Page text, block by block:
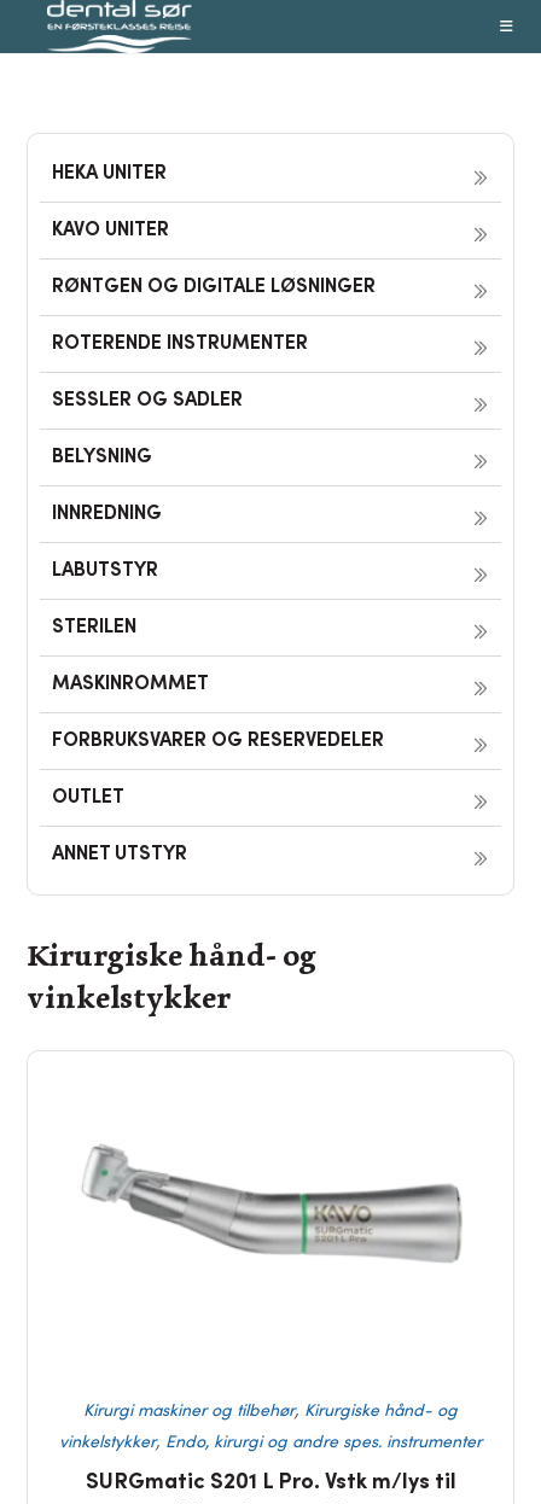
HEKA UNITER
KAVO UNITER
RØNTGEN OG DIGITALE LØSNINGER
ROTERENDE INSTRUMENTER
SESSLER OG SADLER
BELYSNING
INNREDNING
LABUTSTYR
STERILEN
MASKINROMMET
FORBRUKSVARER OG RESERVEDELER
OUTLET
ANNET UTSTYR
Kirurgiske hånd- og
vinkelstykker
Kirurgi maskiner og tilbehør, Kirurgiske hånd- og
vinkelstykker, Endo, kirurgi og andre spes. instrumenter
SURGmatic S201 L Pro. Vstk m/lys til